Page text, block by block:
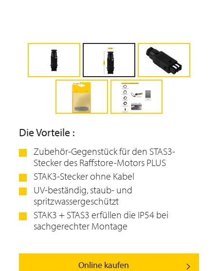
Die Vorteile :
Zubehör-Gegenstück für den STAS3-
Stecker des Raffstore-Motors PLUS
STAK3-Stecker ohne Kabel
UV-beständig, staub- und
spritzwassergeschützt
STAK3 + STAS3 erfüllen die IP54 bei
sachgerechter Montage
Online kaufen